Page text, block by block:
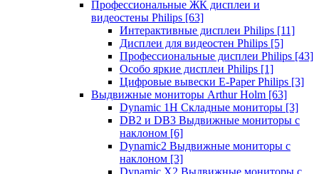
Профессиональные ЖК дисплеи и
видеостены Philips [63]
Интерактивные дисплеи Philips [11]
Дисплеи для видеостен Philips [5]
Профессиональные дисплеи Philips [43]
Особо яркие дисплеи Philips [1]
Цифровые вывески E-Paper Philips [3]
Выдвижные мониторы Arthur Holm [63]
Dynamic 1Н Складные мониторы [3]
DB2 и DB3 Выдвижные мониторы с
наклоном [6]
Dynamic2 Выдвижные мониторы с
наклоном [3]
Dynamic X2 Выдвижные мониторы с